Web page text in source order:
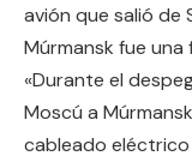
avión que salió de
Múrmansk fue una
«Durante el
Moscú a
cableado eléctrico